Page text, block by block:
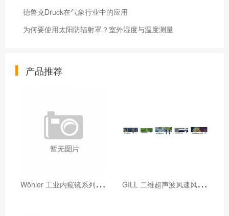
德鲁克Druck在气象行业中的应用
为何要使用太阳防辐射罩？室外湿度与温度测量
产品推荐
W
öhler 工业内窥镜系列产品参数对比表 G
ILL 二维超声波风速风向仪对比（2023年1月新增WindUltra）